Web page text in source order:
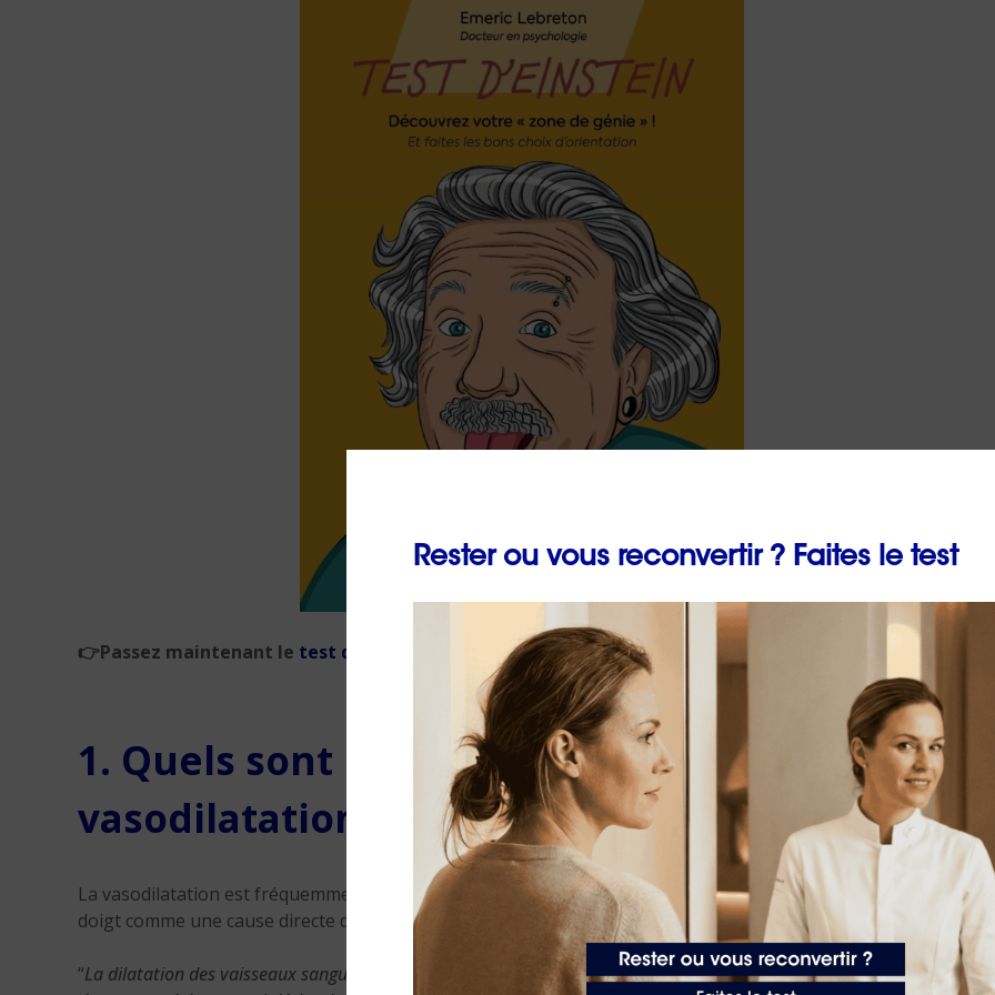
👉Passez maintenant le test d’Einstein et découvrez votre zone de génie
1. Quels sont les liens entre migraine et
vasodilatation ?
La vasodilatation est fréquemment observée pendant les épisodes migraineux et est souvent pointée du
doigt comme une cause directe des douleurs ressenties pendant une migraine.
“La dilatation des vaisseaux sanguins dans le cerveau peut entraîner une augmentation de la pression sanguine
Prévenir les maladies
professionnelles en
un bilan de
avec ORIENTACTION
2 min. de lecture
Rester ou vous reconvertir ? Faites le test